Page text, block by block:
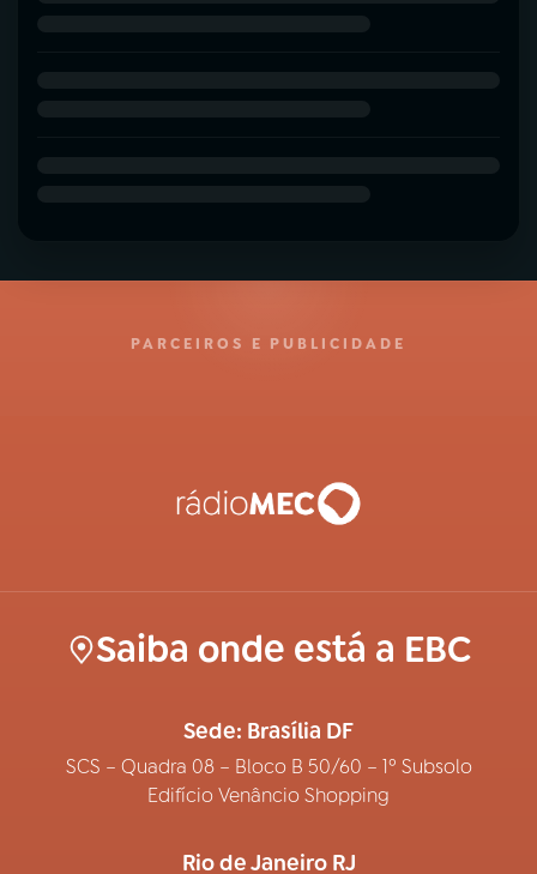
PARCEIROS E PUBLICIDADE
Saiba onde está a EBC
Sede: Brasília DF
SCS – Quadra 08 – Bloco B 50/60 – 1º Subsolo
Edifício Venâncio Shopping
Rio de Janeiro RJ